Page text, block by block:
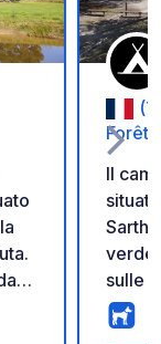
Forêt
Il
sulle
molte